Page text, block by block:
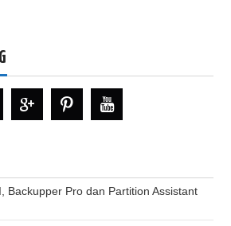
Backupper Pro dan Partition Assistant